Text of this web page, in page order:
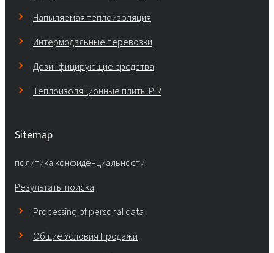
Напыляемая теплоизоляция
Интермодальные перевозки
Дезинфицирующие средства
Теплоизоляционные плиты PIR
Sitemap
политика конфиденциальности
Результаты поиска
Processing of personal data
Общие Условия Продажи